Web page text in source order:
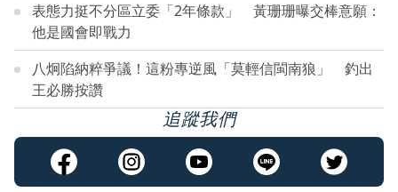
表態力挺不分區立委「2年條款」 黃珊珊曝交棒意願：
他是國會即戰力
八炯陷納粹爭議！這粉專逆風「莫輕信閩南狼」 釣出
王必勝按讚
追蹤我們